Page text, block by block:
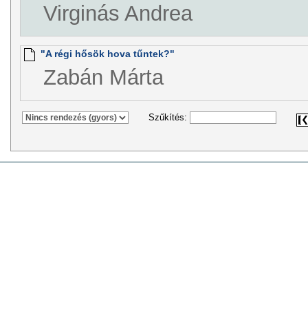
Virginás Andrea
"A régi hősök hova tűntek?"
Zabán Márta
Szűkítés: